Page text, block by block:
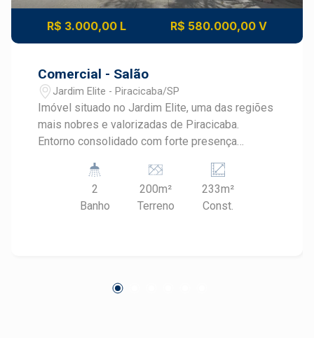
R$ 3.000,00 L R$ 580.000,00 V
Comercial - Salão
Jardim Elite - Piracicaba/SP
Imóvel situado no Jardim Elite, uma das regiões
mais nobres e valorizadas de Piracicaba.
Entorno consolidado com forte presença
por clínicas, restaurantes, lojas e serviços. - 120
m² de área útil - Salão principal com vão livre
amplo - 3 salas privativas para
2
Banho
200m²
Terreno
233m²
Const.